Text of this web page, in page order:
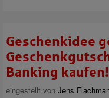
Geschenkidee
Banking kaufen!
eingestellt von Jens